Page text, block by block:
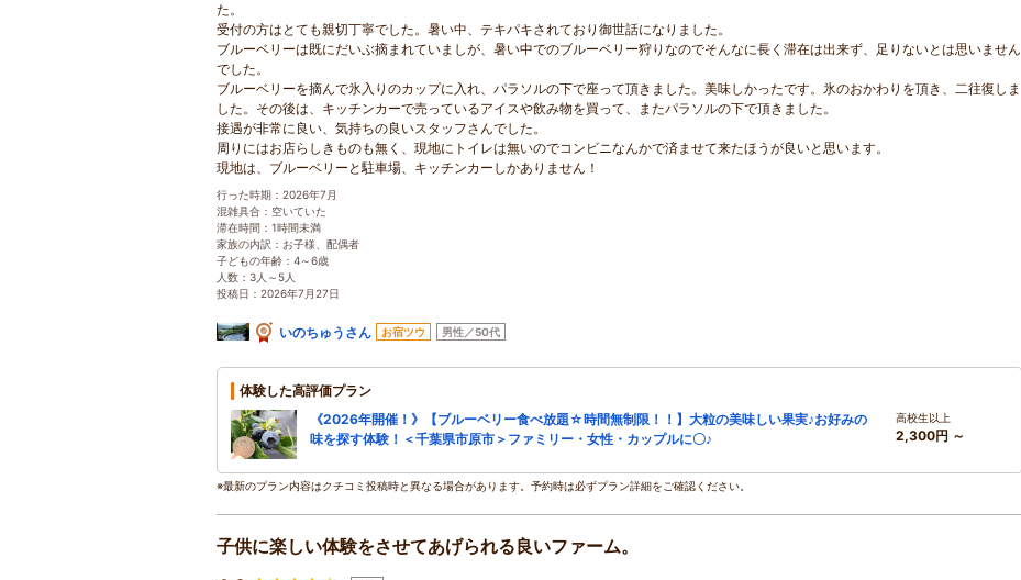
た。
受付の方はとても親切丁寧でした。暑い中、テキパキされており御世話になりました。
ブルーベリーは既にだいぶ摘まれていましが、暑い中でのブルーベリー狩りなのでそんなに長く滞在は出来ず、足りないとは思いません
でした。
ブルーベリーを摘んで氷入りのカップに入れ、パラソルの下で座って頂きました。美味しかったです。氷のおかわりを頂き、二往復しま
した。その後は、キッチンカーで売っているアイスや飲み物を買って、またパラソルの下で頂きました。
接遇が非常に良い、気持ちの良いスタッフさんでした。
周りにはお店らしきものも無く、現地にトイレは無いのでコンビニなんかで済ませて来たほうが良いと思います。
現地は、ブルーベリーと駐車場、キッチンカーしかありません！
行った時期：2026年7月
混雑具合：空いていた
滞在時間：1時間未満
家族の内訳：お子様、配偶者
子どもの年齢：4～6歳
人数：3人～5人
投稿日：2026年7月27日
いのちゅうさん お宿ツウ 男性／50代
体験した高評価プラン
《2026年開催！》【ブルーベリー食べ放題☆時間無制限！！】大粒の美味しい果実♪お好みの
味を探す体験！＜千葉県市原市＞ファミリー・女性・カップルに〇♪
高校生以上
2,300円 ～
※最新のプラン内容はクチコミ投稿時と異なる場合があります。予約時は必ずプラン詳細をご確認ください。
子供に楽しい体験をさせてあげられる良いファーム。